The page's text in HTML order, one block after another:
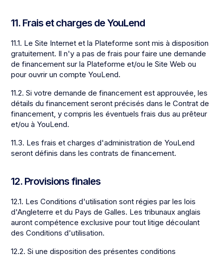
11. Frais et charges de YouLend
11.1. Le Site Internet et la Plateforme sont mis à disposition
gratuitement. Il n'y a pas de frais pour faire une demande
de financement sur la Plateforme et/ou le Site Web ou
pour ouvrir un compte YouLend.
11.2. Si votre demande de financement est approuvée, les
détails du financement seront précisés dans le Contrat de
financement, y compris les éventuels frais dus au prêteur
et/ou à YouLend.
11.3. Les frais et charges d'administration de YouLend
seront définis dans les contrats de financement.
12. Provisions finales
12.1. Les Conditions d'utilisation sont régies par les lois
d'Angleterre et du Pays de Galles. Les tribunaux anglais
auront compétence exclusive pour tout litige découlant
des Conditions d'utilisation.
12.2. Si une disposition des présentes conditions